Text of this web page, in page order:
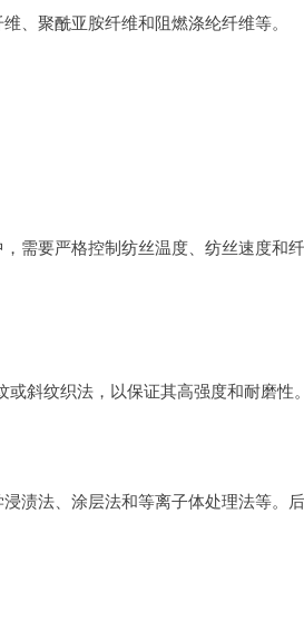
、聚酰亚胺纤维和阻燃涤纶纤维等。
需要严格控制纺丝温度、纺丝速度和
斜纹织法，以保证其高强度和耐磨性。
渍法、涂层法和等离子体处理法等。